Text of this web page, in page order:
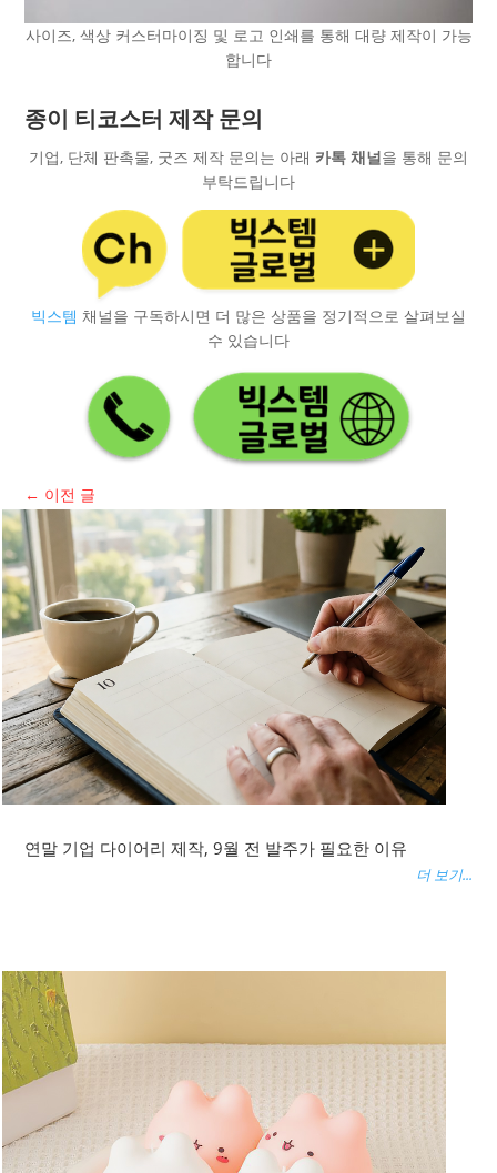
사이즈, 색상 커스터마이징 및 로고 인쇄를 통해 대량 제작이 가능
합니다
종이 티코스터 제작 문의
기업, 단체 판촉물, 굿즈 제작 문의는 아래 카톡 채널을 통해 문의
부탁드립니다
빅스템 채널을 구독하시면 더 많은 상품을 정기적으로 살펴보실
수 있습니다
← 이전 글
다음 글→
연말 기업 다이어리 제작, 9월 전 발주가 필요한 이유
더 보기...